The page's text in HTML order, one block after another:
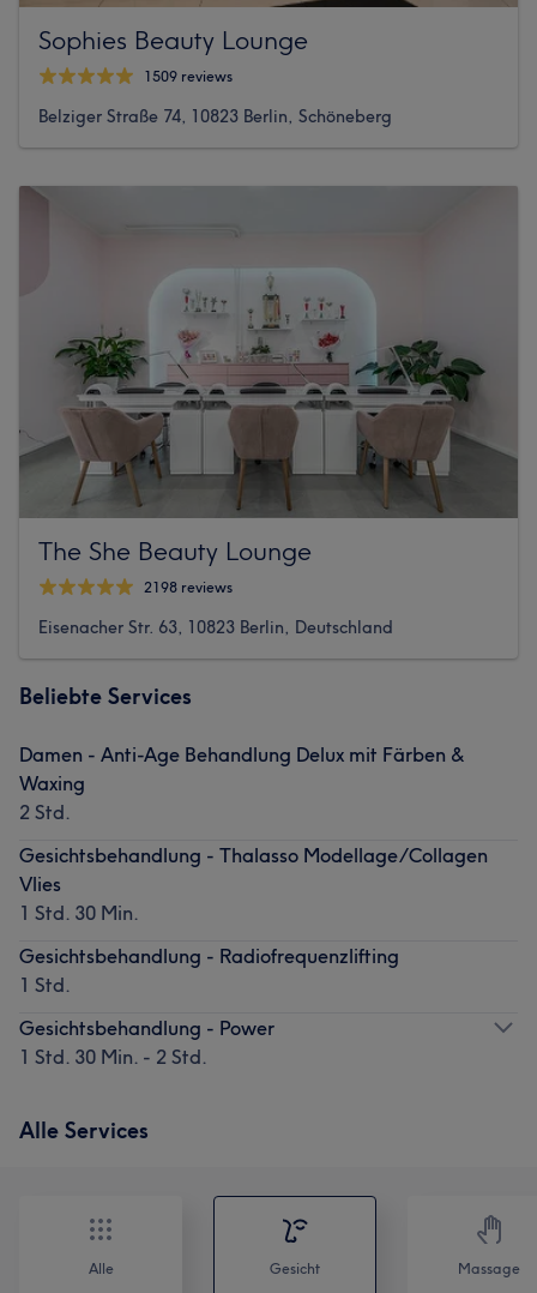
Sophies Beauty Lounge
1509 reviews
Belziger Straße 74, 10823 Berlin, Schöneberg
The She Beauty Lounge
2198 reviews
Eisenacher Str. 63, 10823 Berlin, Deutschland
Beliebte Services
Damen - Anti-Age Behandlung Delux mit Färben &
Waxing
2 Std.
Gesichtsbehandlung - Thalasso Modellage/Collagen
Vlies
1 Std. 30 Min.
Gesichtsbehandlung - Radiofrequenzlifting
1 Std.
Gesichtsbehandlung - Power
1 Std. 30 Min. - 2 Std.
Alle Services
Alle Gesicht Massage